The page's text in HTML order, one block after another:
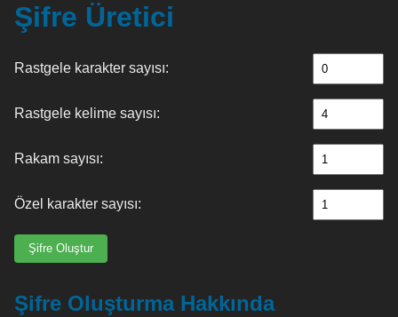
Şifre Üretici
Rastgele karakter sayısı:
Rastgele kelime sayısı:
Rakam sayısı:
Özel karakter sayısı:
Şifre Oluştur
Şifre Oluşturma Hakkında